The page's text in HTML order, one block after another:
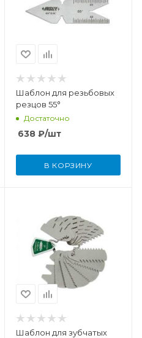
Шаблон для резьбовых
резцов 55°
Достаточно
638 ₽/шт
В КОРЗИНУ
Шаблон для зубчатых